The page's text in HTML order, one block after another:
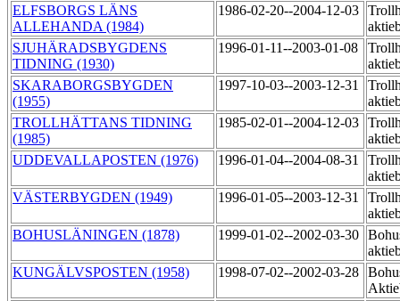
ELFSBORGS LÄNS
ALLEHANDA (1984)
1986-02-20--2004-12-03
SJUHÄRADSBYGDENS
TIDNING (1930)
1996-01-11--2003-01-08
SKARABORGSBYGDEN
(1955)
1997-10-03--2003-12-31
TROLLHÄTTANS TIDNING
(1985)
1985-02-01--2004-12-03
UDDEVALLAPOSTEN (1976)
1996-01-04--2004-08-31
VÄSTERBYGDEN (1949)
1996-01-05--2003-12-31
BOHUSLÄNINGEN (1878)
1999-01-02--2002-03-30
KUNGÄLVSPOSTEN (1958)
1998-07-02--2002-03-28